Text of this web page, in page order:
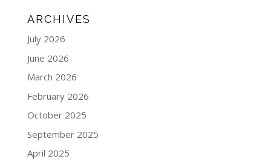
ARCHIVES
July 2026
June 2026
March 2026
February 2026
October 2025
September 2025
April 2025